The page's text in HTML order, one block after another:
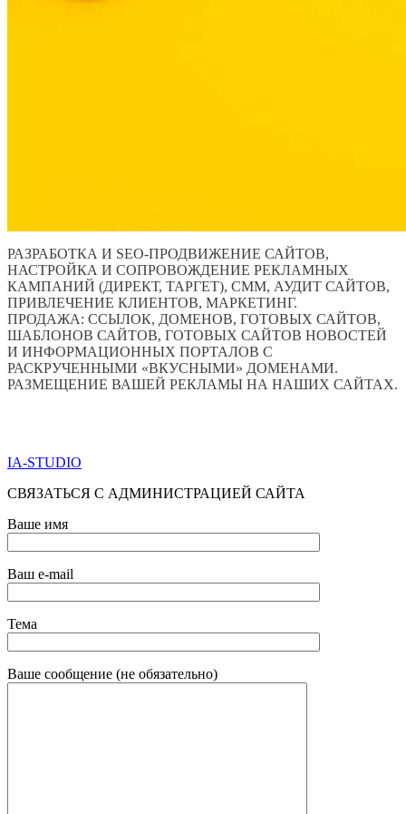
РАЗРАБОТКА И SEO-ПРОДВИЖЕНИЕ САЙТОВ,
НАСТРОЙКА И СОПРОВОЖДЕНИЕ РЕКЛАМНЫХ
КАМПАНИЙ (ДИРЕКТ, ТАРГЕТ), СММ, АУДИТ САЙТОВ,
ПРИВЛЕЧЕНИЕ КЛИЕНТОВ, МАРКЕТИНГ.
ПРОДАЖА: ССЫЛОК, ДОМЕНОВ, ГОТОВЫХ САЙТОВ,
ШАБЛОНОВ САЙТОВ, ГОТОВЫХ САЙТОВ НОВОСТЕЙ
И ИНФОРМАЦИОННЫХ ПОРТАЛОВ С
РАСКРУЧЕННЫМИ «ВКУСНЫМИ» ДОМЕНАМИ.
РАЗМЕЩЕНИЕ ВАШЕЙ РЕКЛАМЫ НА НАШИХ САЙТАХ.
IA-STUDIO
СВЯЗАТЬСЯ С АДМИНИСТРАЦИЕЙ САЙТА
Ваше имя
Ваш e-mail
Тема
Ваше сообщение (не обязательно)